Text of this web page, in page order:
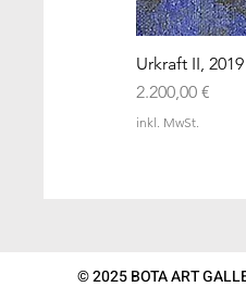
Urkraft II, 2019
Preis
2.200,00 €
inkl. MwSt.
© 2025 BOTA ART